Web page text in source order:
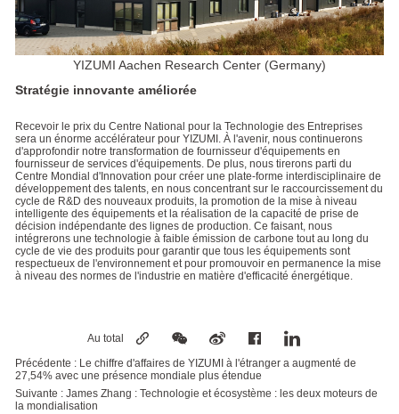
YIZUMI Aachen Research Center (Germany)
Stratégie innovante améliorée
Recevoir le prix du Centre National pour la Technologie des Entreprises
sera un énorme accélérateur pour YIZUMI. À l'avenir, nous continuerons
d'approfondir notre transformation de fournisseur d'équipements en
fournisseur de services d'équipements. De plus, nous tirerons parti du
Centre Mondial d'Innovation pour créer une plate-forme interdisciplinaire de
développement des talents, en nous concentrant sur le raccourcissement du
cycle de R&D des nouveaux produits, la promotion de la mise à niveau
intelligente des équipements et la réalisation de la capacité de prise de
décision indépendante des lignes de production. Ce faisant, nous
intégrerons une technologie à faible émission de carbone tout au long du
cycle de vie des produits pour garantir que tous les équipements sont
respectueux de l'environnement et pour promouvoir en permanence la mise
à niveau des normes de l'industrie en matière d'efficacité énergétique.
Au total
Précédente : Le chiffre d'affaires de YIZUMI à l'étranger a augmenté de
27,54% avec une présence mondiale plus étendue
Suivante : James Zhang : Technologie et écosystème : les deux moteurs de
la mondialisation